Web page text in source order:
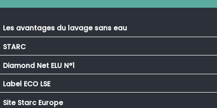
Les avantages du lavage sans eau
STARC
Diamond Net ELU N°1
Label ECO LSE
Site Starc Europe